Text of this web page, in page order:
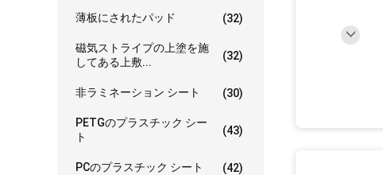
薄板にされたパッド (32)
磁気ストライプの上塗を施
してある上敷...
(32)
非ラミネーション シート (30)
PETGのプラスチック シー
ト
(43)
PCのプラスチック シート (42)